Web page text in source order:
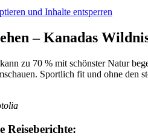
und Inhalte entsperren
– Kanadas
zu 70 % mit schönster Natur
Sportlich fit und ohne
Reiseberichte: